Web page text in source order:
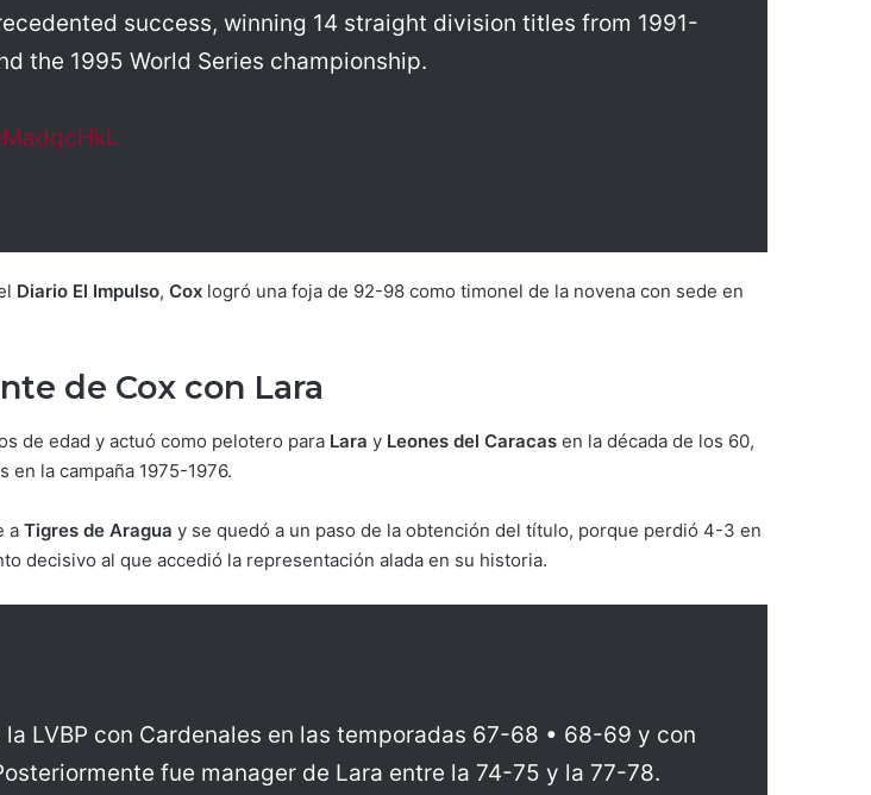
success, winning 14 straight division titles from 1991-
the 1995 World Series championship.
Diario El Impulso, Cox logró una foja de 92-98 como timonel de la novena con sede en
de Cox con Lara
de edad y actuó como pelotero para Lara y Leones del Caracas en la década de los 60,
en la campaña 1975-1976.
a Tigres de Aragua y se quedó a un paso de la obtención del título, porque perdió 4-3 en
decisivo al que accedió la representación alada en su historia.
LVBP con Cardenales en las temporadas 67-68 • 68-69 y con
fue manager de Lara entre la 74-75 y la 77-78.